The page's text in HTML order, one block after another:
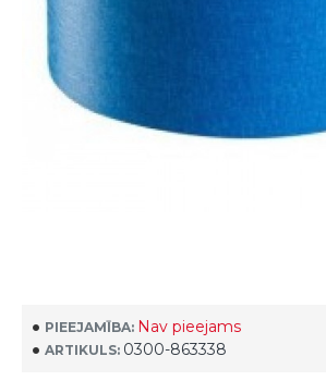
PIEEJAMĪBA: Nav pieejams
ARTIKULS: 0300-863338